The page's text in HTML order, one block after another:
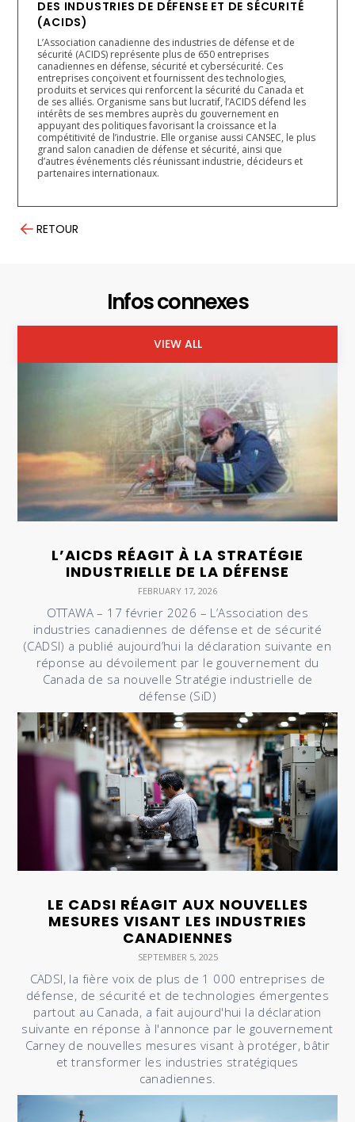
DES INDUSTRIES DE DÉFENSE ET DE SÉCURITÉ
(ACIDS)
L’Association canadienne des industries de défense et de
sécurité (ACIDS) représente plus de 650 entreprises
canadiennes en défense, sécurité et cybersécurité. Ces
entreprises conçoivent et fournissent des technologies,
produits et services qui renforcent la sécurité du Canada et
de ses alliés. Organisme sans but lucratif, l’ACIDS défend les
intérêts de ses membres auprès du gouvernement en
appuyant des politiques favorisant la croissance et la
compétitivité de l’industrie. Elle organise aussi CANSEC, le plus
grand salon canadien de défense et sécurité, ainsi que
d’autres événements clés réunissant industrie, décideurs et
partenaires internationaux.
RETOUR
Infos connexes
VIEW ALL
L’AICDS RÉAGIT À LA STRATÉGIE
INDUSTRIELLE DE LA DÉFENSE
FEBRUARY 17, 2026
OTTAWA – 17 février 2026 – L’Association des
industries canadiennes de défense et de sécurité
(CADSI) a publié aujourd’hui la déclaration suivante en
réponse au dévoilement par le gouvernement du
Canada de sa nouvelle Stratégie industrielle de
défense (SiD)
LE CADSI RÉAGIT AUX NOUVELLES
MESURES VISANT LES INDUSTRIES
CANADIENNES
SEPTEMBER 5, 2025
CADSI, la fière voix de plus de 1 000 entreprises de
défense, de sécurité et de technologies émergentes
partout au Canada, a fait aujourd'hui la déclaration
suivante en réponse à l'annonce par le gouvernement
Carney de nouvelles mesures visant à protéger, bâtir
et transformer les industries stratégiques
canadiennes.